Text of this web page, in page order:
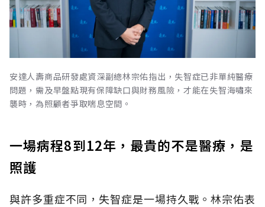
安達人壽商品研發處資深副總林宗佑指出，失智症已非單純醫療
問題，需及早盤點現有保障缺口與財務風險，才能在失智海嘯來
襲時，為照顧者爭取喘息空間。
一場病程8到12年，最貴的不是醫療，是
照護
與許多重症不同，失智症是一場持久戰。林宗佑表